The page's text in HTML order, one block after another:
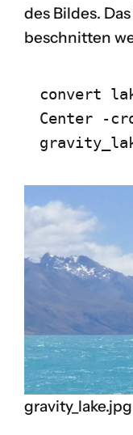
des Bildes.
beschnitten
convert
Center -